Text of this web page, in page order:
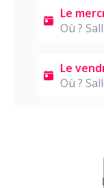
Le
Où ?
Le
Où ?